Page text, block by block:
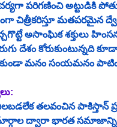
పరిగణించి అట్టుడికి
చిత్రీకరిస్తూ మతపరమైన
అసాంఘిక శక్తులు
దేశం కోరుకుంటున్నది
మనం సంయమనం
తలవంచిన పాకిస్తాన్
మార్గాల ద్వారా భారత